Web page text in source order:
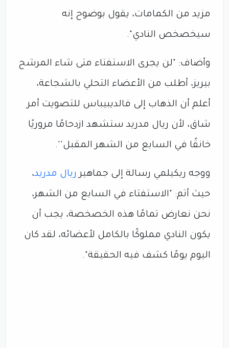
مزيد من الكمامات، يقول بوضوح إنه
سيخصخص النادي".
وأضاف: "لن يجرى الاستفتاء متى شاء المرشح
بيريز، أطلب من الأعضاء التحلي بالشجاعة،
أعلم أن الذهاب إلى فالديبيباس للتصويت أمر
شاق، لأن ريال مدريد ستشهد ازدحامًا مروريًا
خانقًا في السابع من الشهر المقبل''.
ووجه ريكيلمي رسالة إلى جماهير ريال مدريد،
حيث أتم: "الاستفتاء في السابع من الشهر،
نحن نعارض تمامًا هذه الخصخصة، يجب أن
يكون النادي مملوكًا بالكامل لأعضائه، لقد كان
اليوم يومًا كشف فيه الحقيقة".